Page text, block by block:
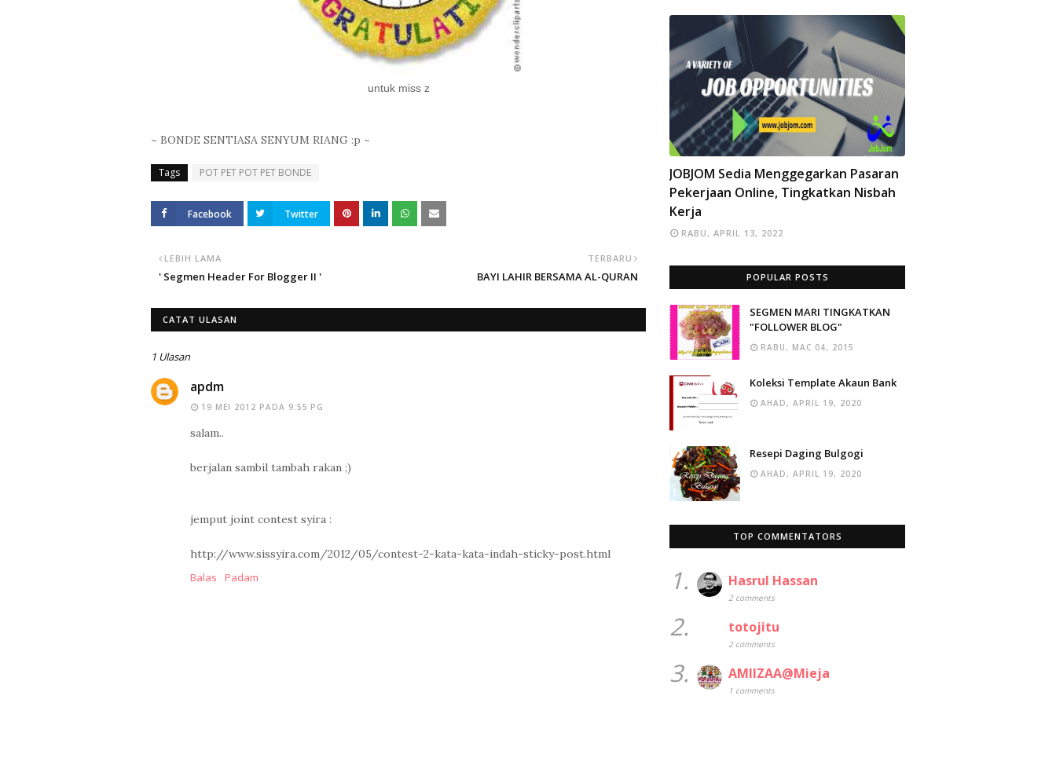
untuk miss z
~ BONDE SENTIASA SENYUM RIANG :p ~
Tags POT PET POT PET BONDE
Facebook Twitter
TERBARU
BAYI LAHIR BERSAMA AL-QURAN
LEBIH LAMA
' Segmen Header For Blogger II '
CATAT ULASAN
1 Ulasan
apdm
19 MEI 2012 PADA 9:55 PG
salam..
berjalan sambil tambah rakan ;)
jemput joint contest syira :
http://www.sissyira.com/2012/05/contest-2-kata-kata-indah-sticky-post.html
Balas
Padam
INFO
JOBJOM Sedia Menggegarkan Pasaran
Pekerjaan Online, Tingkatkan Nisbah
Kerja
RABU, APRIL 13, 2022
POPULAR POSTS
SEGMEN MARI TINGKATKAN
"FOLLOWER BLOG"
RABU, MAC 04, 2015
Koleksi Template Akaun Bank
AHAD, APRIL 19, 2020
Resepi Daging Bulgogi
AHAD, APRIL 19, 2020
TOP COMMENTATORS
1. Hasrul Hassan
2 comments
2. totojitu
2 comments
3. AMIIZAA@Mieja
1 comments